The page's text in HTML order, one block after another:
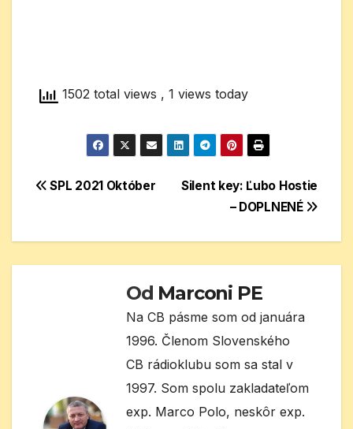
1502 total views , 1 views today
Navigácia
Silent key: Ľubo Hostie
– DOPLNENÉ
SPL 2021 Október
Od Marconi PE
Na CB pásme som od januára
1996. Členom Slovenského
CB rádioklubu som sa stal v
1997. Som spolu zakladateľom
exp. Marco Polo, neskôr exp.